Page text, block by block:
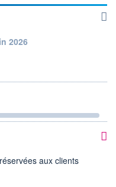
2026
aux clients